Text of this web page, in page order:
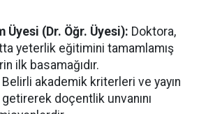
Üyesi (Dr. Öğr. Üyesi): Doktora,
yeterlik eğitimini tamamlamış
ilk basamağıdır.
Belirli akademik kriterleri ve yayın
getirerek doçentlik unvanını